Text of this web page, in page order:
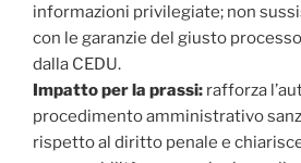
informazioni privilegiate; non
con le garanzie del giusto
dalla CEDU.
Impatto per la prassi: rafforza
procedimento amministrativo
rispetto al diritto penale e